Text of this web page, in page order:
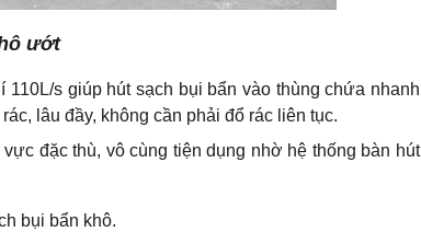
ướt
s giúp hút sạch bụi bẩn vào thùng chứa nhanh
lâu đầy, không cần phải đổ rác liên tục.
đặc thù, vô cùng tiện dụng nhờ hệ thống bàn hút
bụi bẩn khô.